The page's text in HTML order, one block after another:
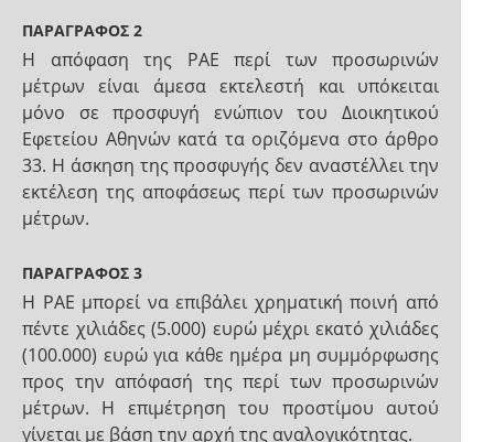
ΠΑΡΑΓΡΑΦΟΣ 2
Η απόφαση της ΡΑΕ περί των προσωρινών
μέτρων είναι άμεσα εκτελεστή και υπόκειται
μόνο σε προσφυγή ενώπιον του Διοικητικού
Εφετείου Αθηνών κατά τα οριζόμενα στο άρθρο
33. Η άσκηση της προσφυγής δεν αναστέλλει την
εκτέλεση της αποφάσεως περί των προσωρινών
μέτρων.
ΠΑΡΑΓΡΑΦΟΣ 3
Η ΡΑΕ μπορεί να επιβάλει χρηματική ποινή από
πέντε χιλιάδες (5.000) ευρώ μέχρι εκατό χιλιάδες
(100.000) ευρώ για κάθε ημέρα μη συμμόρφωσης
προς την απόφασή της περί των προσωρινών
μέτρων. Η επιμέτρηση του προστίμου αυτού
γίνεται με βάση την αρχή της αναλογικότητας.